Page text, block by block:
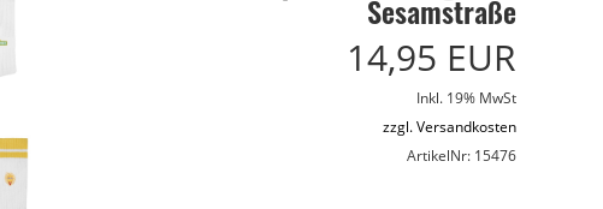
Sesamstraße
14,95 EUR
Inkl. 19% MwSt
zzgl. Versandkosten
ArtikelNr: 15476